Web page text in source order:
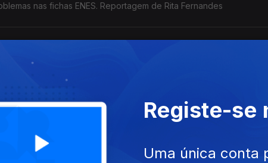
nas fichas ENES. Reportagem de Rita Fernandes
para um ano difícil
nacional de exames, entrevistado pela jornalista Ana Isabel Costa.
Ministro da Educação?
dos
Registe-se
Uma única conta